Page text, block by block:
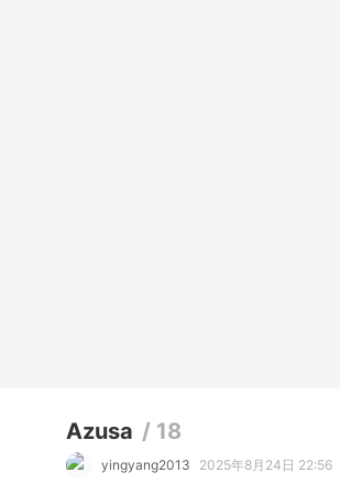
Azusa / 18
yingyang2013 2025年8月24日 22:56